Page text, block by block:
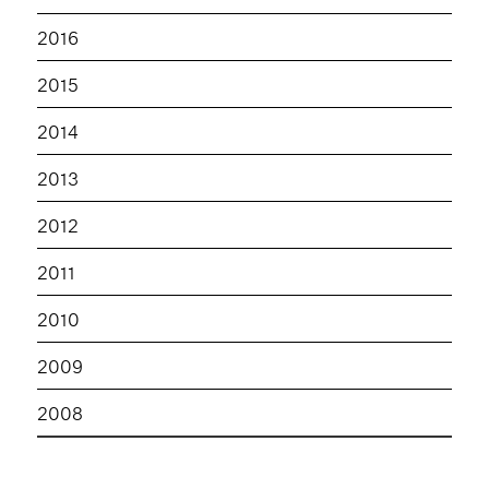
2016
2015
2014
2013
2012
2011
2010
2009
2008